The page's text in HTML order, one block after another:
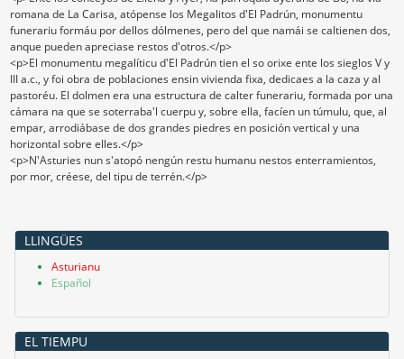
romana de La Carisa, atópense los Megalitos d'El Padrún, monumentu
funerariu formáu por dellos dólmenes, pero del que namái se caltienen dos,
anque pueden apreciase restos d'otros.</p>
<p>El monumentu megalíticu d'El Padrún tien el so orixe ente los sieglos V y
III a.c., y foi obra de poblaciones ensin vivienda fixa, dedicaes a la caza y al
pastoréu. El dolmen era una estructura de calter funerariu, formada por una
cámara na que se soterraba'l cuerpu y, sobre ella, facíen un túmulu, que, al
empar, arrodiábase de dos grandes piedres en posición vertical y una
horizontal sobre elles.</p>
<p>N'Asturies nun s'atopó nengún restu humanu nestos enterramientos,
por mor, créese, del tipu de terrén.</p>
LLINGÜES
Asturianu
Español
EL TIEMPU